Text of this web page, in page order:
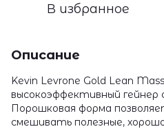
В избранное
Описание
Kevin Levrone Gold Lean
высокоэффективный
Порошковая форма
смешивать полезные,